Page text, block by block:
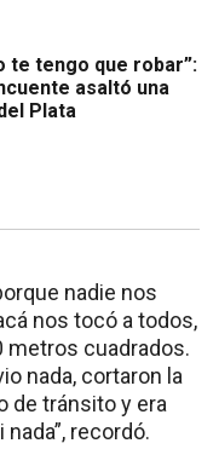
te tengo que robar”:
asaltó una
Plata
nadie nos
nos tocó a todos,
metros cuadrados.
nada, cortaron la
de tránsito y era
recordó.